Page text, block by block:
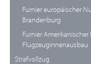
Furnier europäischer
Brandenburg
Furnier
Flugzeuginnenausbau
Strafvollzug